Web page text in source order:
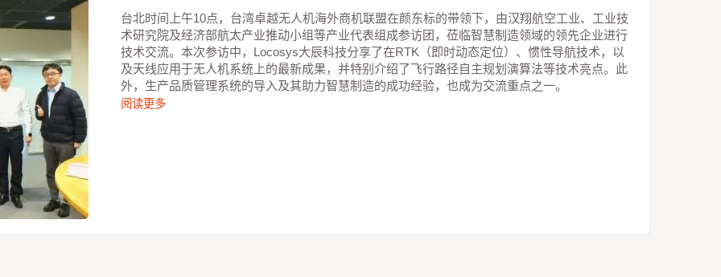
台北时间上午10点，台湾卓越无人机海外商机联盟在颜东标的带领下，由汉翔航空工业、工业技
术研究院及经济部航太产业推动小组等产业代表组成参访团，莅临智慧制造领域的领先企业进行
技术交流。本次参访中，Locosys大辰科技分享了在RTK（即时动态定位）、惯性导航技术，以
及天线应用于无人机系统上的最新成果，并特别介绍了飞行路径自主规划演算法等技术亮点。此
外，生产品质管理系统的导入及其助力智慧制造的成功经验，也成为交流重点之一。
阅读更多